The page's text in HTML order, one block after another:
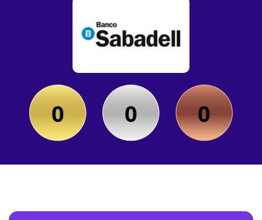
0 0 0